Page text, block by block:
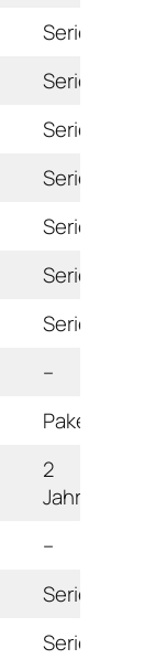
Serie
Serie
Serie
Serie
Serie
Serie
Serie
–
Paket
2
Jahre
–
Serie
Serie